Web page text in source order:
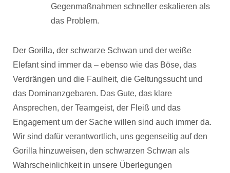
Gegenmaßnahmen schneller eskalieren als
das Problem.
Der Gorilla, der schwarze Schwan und der weiße
Elefant sind immer da – ebenso wie das Böse, das
Verdrängen und die Faulheit, die Geltungssucht und
das Dominanzgebaren. Das Gute, das klare
Ansprechen, der Teamgeist, der Fleiß und das
Engagement um der Sache willen sind auch immer da.
Wir sind dafür verantwortlich, uns gegenseitig auf den
Gorilla hinzuweisen, den schwarzen Schwan als
Wahrscheinlichkeit in unsere Überlegungen